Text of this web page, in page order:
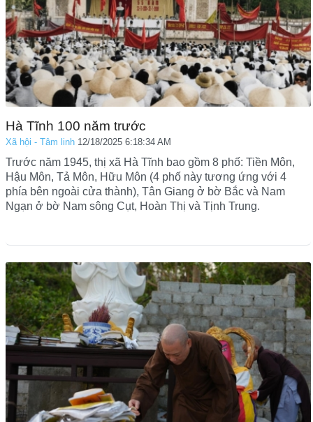
Hà Tĩnh 100 năm trước
Xã hội - Tâm linh 12/18/2025 6:18:34 AM
Trước năm 1945, thị xã Hà Tĩnh bao gồm 8 phố: Tiền Môn,
Hậu Môn, Tả Môn, Hữu Môn (4 phố này tương ứng với 4
phía bên ngoài cửa thành), Tân Giang ở bờ Bắc và Nam
Ngạn ở bờ Nam sông Cụt, Hoàn Thị và Tịnh Trung.